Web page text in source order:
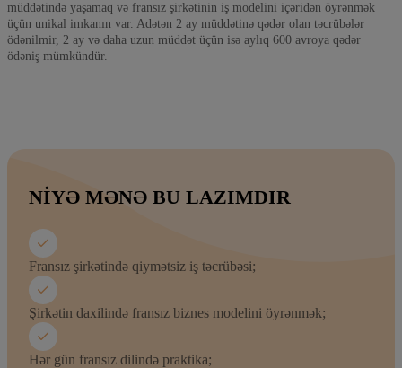
müddətində yaşamaq və fransız şirkətinin iş modelini içəridən öyrənmək
üçün unikal imkanın var. Adətən 2 ay müddətinə qədər olan təcrübələr
ödənilmir, 2 ay və daha uzun müddət üçün isə aylıq 600 avroya qədər
ödəniş mümkündür.
NIYƏ MƏNƏ BU LAZIMDIR
Fransız şirkətində qiymətsiz iş təcrübəsi;
Şirkətin daxilində fransız biznes modelini öyrənmək;
Hər gün fransız dilində praktika;